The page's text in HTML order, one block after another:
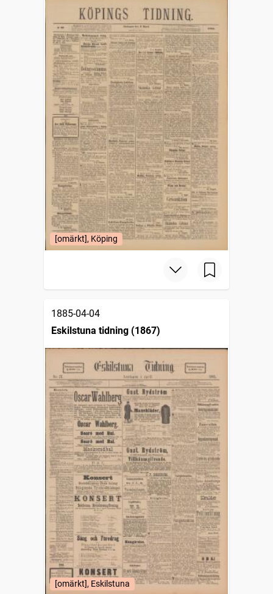
[omärkt], Köping
1885-04-04
Eskilstuna tidning (1867)
[omärkt], Eskilstuna